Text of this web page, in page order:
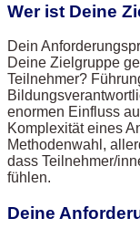
Wer ist Deine
Dein
Deine Zielgruppe
Teilnehmer?
enormen Einfluss
Komplexität eines
Methodenwahl,
dass Teilnehmer/
fühlen.
Deine